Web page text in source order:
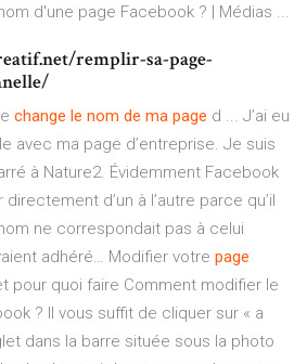
d'une page Facebook ? | Médias ...
remplir-sa-page-
change le nom de ma page d ... J’ai eu
avec ma page d’entreprise. Je suis
à Nature2. Évidemment Facebook
d’un à l’autre parce qu’il
ne correspondait pas à celui
adhéré… Modifier votre page
pour quoi faire Comment modifier le
? Il vous suffit de cliquer sur « a
dans la barre située sous la photo